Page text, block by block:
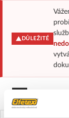
DŮLEŽITÉ